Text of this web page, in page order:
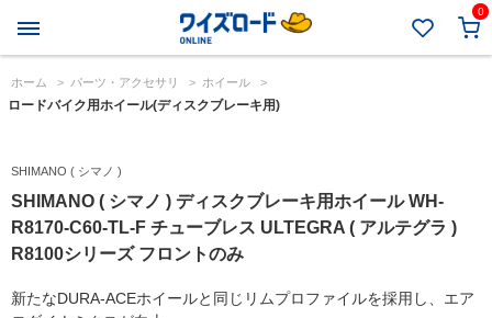
0
ホーム > パーツ・アクセサリ > ホイール >
ロードバイク用ホイール(ディスクブレーキ用)
SHIMANO ( シマノ )
SHIMANO ( シマノ ) ディスクブレーキ用ホイール WH-
R8170-C60-TL-F チューブレス ULTEGRA ( アルテグラ )
R8100シリーズ フロントのみ
新たなDURA-ACEホイールと同じリムプロファイルを採用し、エア